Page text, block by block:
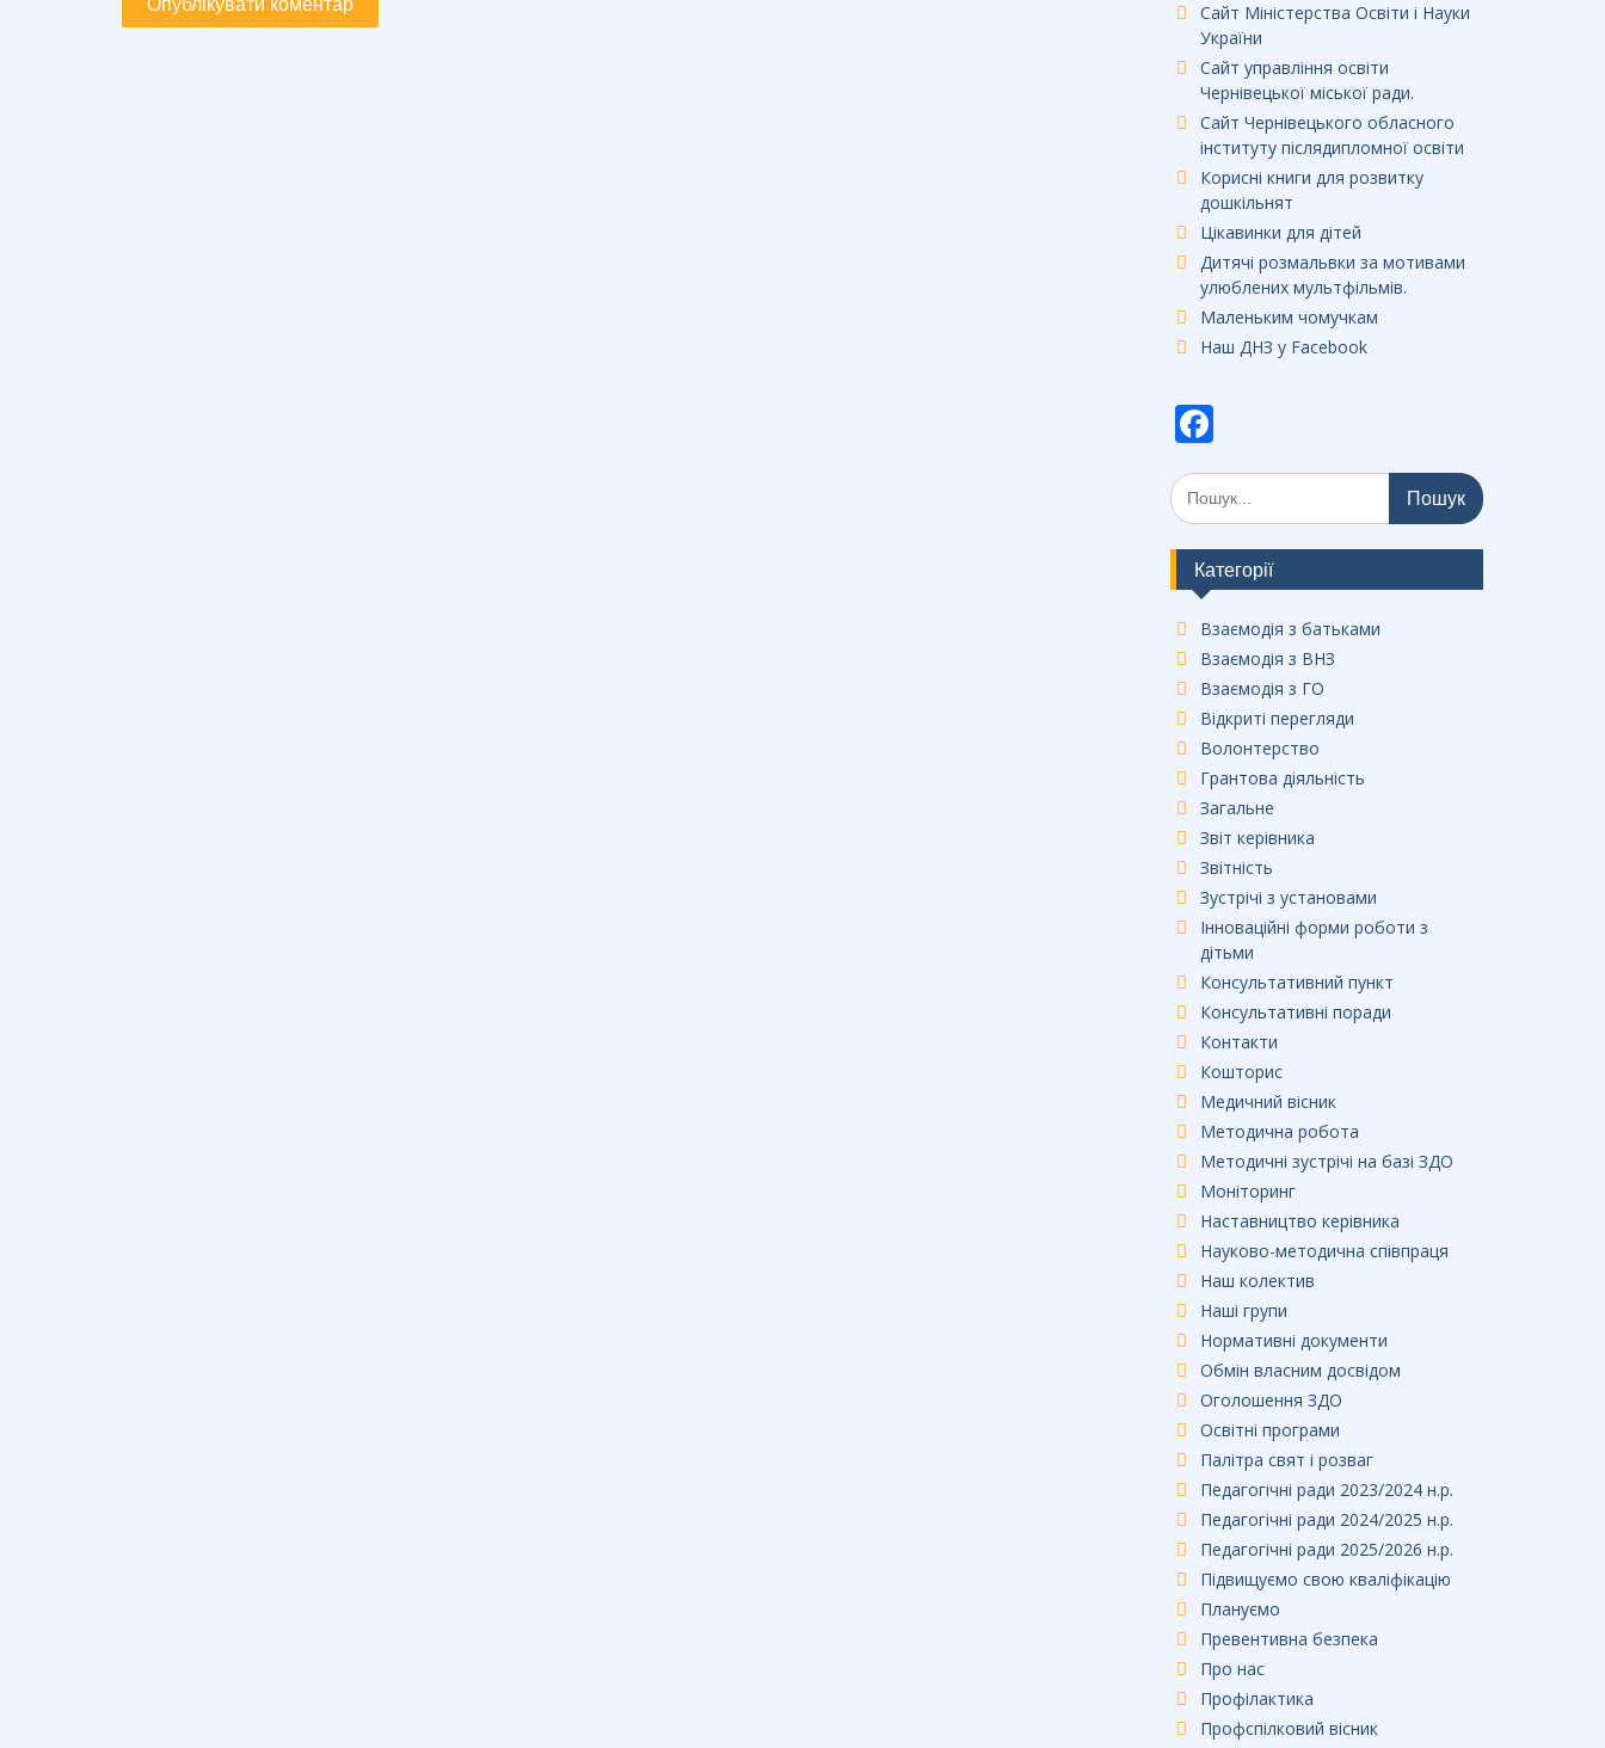
Сайт Міністерства Освіти і Науки
України
Сайт управління освіти
Чернівецької міської ради.
Сайт Чернівецького обласного
інституту післядипломної освіти
Корисні книги для розвитку
дошкільнят
Цікавинки для дітей
Дитячі розмальвки за мотивами
улюблених мультфільмів.
Маленьким чомучкам
Наш ДНЗ у Facebook
F
ac
e
b
o
o
k
Шукати:
Категорії
Взаємодія з батьками
Взаємодія з ВНЗ
Взаємодія з ГО
Відкриті перегляди
Волонтерство
Грантова діяльність
Загальне
Звіт керівника
Звітність
Зустрічі з установами
Інноваційні форми роботи з
дітьми
Консультативний пункт
Консультативні поради
Контакти
Кошторис
Медичний вісник
Методична робота
Методичні зустрічі на базі ЗДО
Моніторинг
Наставництво керівника
Науково-методична співпраця
Наш колектив
Наші групи
Нормативні документи
Обмін власним досвідом
Оголошення ЗДО
Освітні програми
Палітра свят і розваг
Педагогічні ради 2023/2024 н.р.
Педагогічні ради 2024/2025 н.р.
Педагогічні ради 2025/2026 н.р.
Підвищуємо свою кваліфікацію
Плануємо
Превентивна безпека
Про нас
Профілактика
Профспілковий вісник